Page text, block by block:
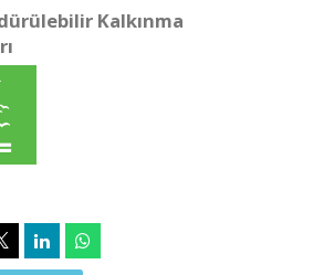
Kalkınma